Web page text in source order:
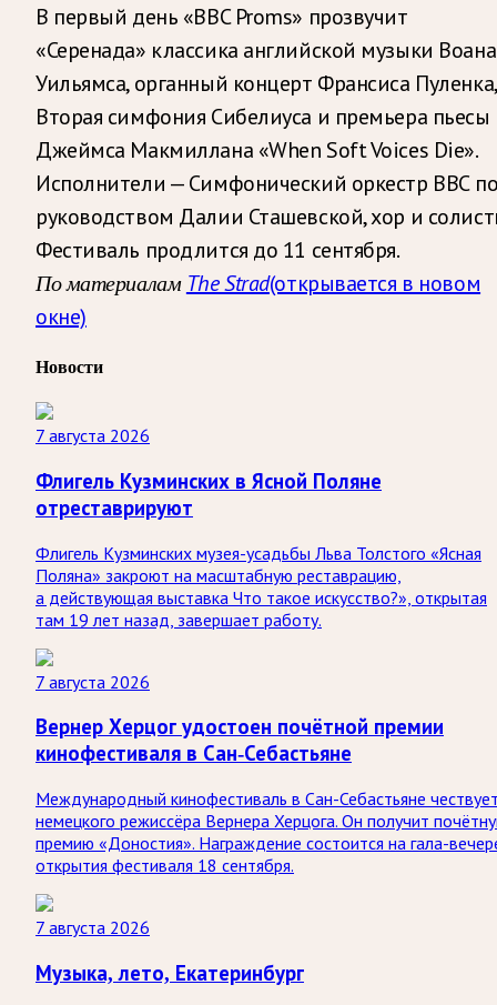
В первый день «BBC Proms» прозвучит
«Серенада» классика английской музыки
Уильямса, органный концерт Франсиса Пуленка,
Вторая симфония Сибелиуса и премьера пьесы
Джеймса Макмиллана «When Soft Voices Die».
Исполнители — Симфонический оркестр ВВС
руководством Далии Сташевской, хор и
Фестиваль продлится до 11 сентября.
По материалам The Strad(открывается в новом
окне)
Новости
7 августа 2026
Флигель Кузминских в Ясной Поляне
отреставрируют
Флигель Кузминских музея-усадьбы Льва Толстого «Ясная
Поляна» закроют на масштабную реставрацию,
а действующая выставка Что такое искусство?», открытая
там 19 лет назад, завершает работу.
7 августа 2026
Вернер Херцог удостоен почётной премии
кинофестиваля в Сан-Себастьяне
Международный кинофестиваль в Сан-Себастьяне
немецкого режиссёра Вернера Херцога. Он получит
премию «Доностия». Награждение состоится на гала-
открытия фестиваля 18 сентября.
7 августа 2026
Музыка, лето, Екатеринбург